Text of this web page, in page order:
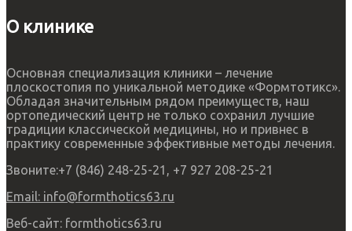
О клинике
Основная специализация клиники – лечение
плоскостопия по уникальной методике «Формтотикс».
Обладая значительным рядом преимуществ, наш
ортопедический центр не только сохранил лучшие
традиции классической медицины, но и привнес в
практику современные эффективные методы лечения.
Звоните:+7 (846) 248-25-21, +7 927 208-25-21
Email: info@formthotics63.ru
Веб-сайт: formthotics63.ru